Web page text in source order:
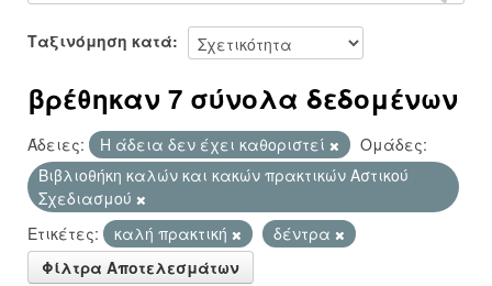
Σχετικά
Ταξινόμηση κατά
βρέθηκαν 7 σύνολα δεδομένων
Άδειες: Η άδεια δεν έχει καθοριστεί
Ομάδες:
Βιβλιοθήκη καλών και κακών πρακτικών Αστικού
Σχεδιασμού
Ετικέτες:
καλή πρακτική
δέντρα
Φίλτρα Αποτελεσμάτων